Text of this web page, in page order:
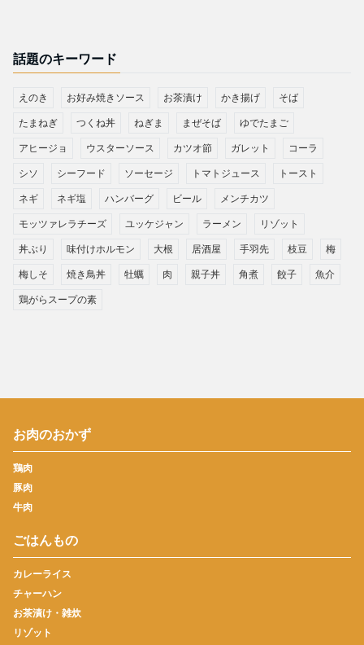
話題のキーワード
えのき お好み焼きソース お茶漬け かき揚げ そば
たまねぎ つくね丼 ねぎま まぜそば ゆでたまご
アヒージョ ウスターソース カツオ節 ガレット コーラ
シソ シーフード ソーセージ トマトジュース トースト
ネギ ネギ塩 ハンバーグ ビール メンチカツ
モッツァレラチーズ ユッケジャン ラーメン リゾット
丼ぶり 味付けホルモン 大根 居酒屋 手羽先 枝豆 梅
梅しそ 焼き鳥丼 牡蠣 肉 親子丼 角煮 餃子 魚介
鶏がらスープの素
お肉のおかず
鶏肉
豚肉
牛肉
ごはんもの
カレーライス
チャーハン
お茶漬け・雑炊
リゾット